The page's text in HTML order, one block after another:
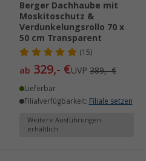
Berger Dachhaube mit
Moskitoschutz &
Verdunkelungsrollo 70 x
50 cm Transparent
(15)
ab 329,- €UVP 389,- €
Lieferbar
Filialverfügbarkeit: Filiale setzen
Weitere Ausführungen
erhältlich